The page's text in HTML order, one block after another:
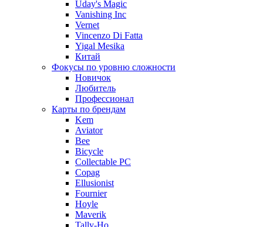
Uday's Magic
Vanishing Inc
Vernet
Vincenzo Di Fatta
Yigal Mesika
Китай
Фокусы по уровню сложности
Новичок
Любитель
Профессионал
Карты по брендам
Kem
Aviator
Bee
Bicycle
Collectable PC
Copag
Ellusionist
Fournier
Hoyle
Maverik
Tally-Ho